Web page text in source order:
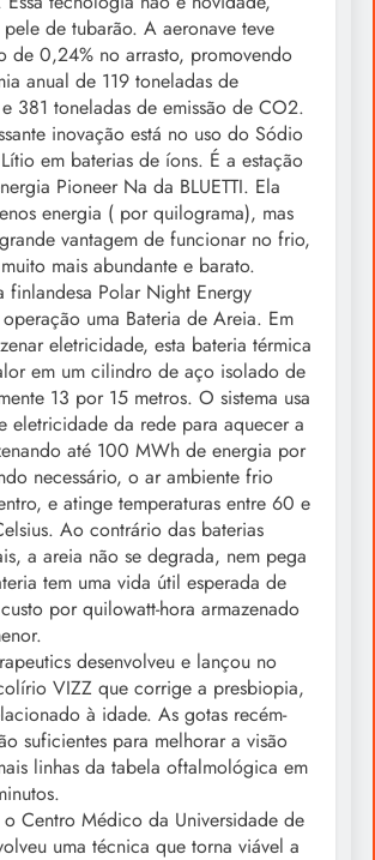
pele de tubarão. A aeronave teve
de 0,24% no arrasto, promovendo
anual de 119 toneladas de
381 toneladas de emissão de CO2.
inovação está no uso do Sódio
em baterias de íons. É a estação
Pioneer Na da BLUETTI. Ela
energia ( por quilograma), mas
vantagem de funcionar no frio,
mais abundante e barato.
finlandesa Polar Night Energy
uma Bateria de Areia. Em
eletricidade, esta bateria térmica
em um cilindro de aço isolado de
13 por 15 metros. O sistema usa
eletricidade da rede para aquecer a
até 100 MWh de energia por
necessário, o ar ambiente frio
e atinge temperaturas entre 60 e
Ao contrário das baterias
a areia não se degrada, nem pega
tem uma vida útil esperada de
por quilowatt-hora armazenado
desenvolveu e lançou no
VIZZ que corrige a presbiopia,
à idade. As gotas recém-
suficientes para melhorar a visão
linhas da tabela oftalmológica em
o Centro Médico da Universidade de
uma técnica que torna viável a